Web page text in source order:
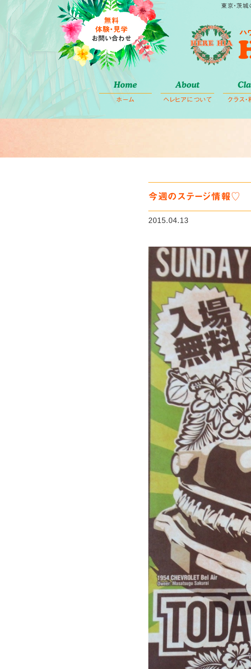
東京・茨城
ン
ン
Home
ホーム
About
ヘレヒアについて クラス
今週のステージ情報♡
2015.04.13